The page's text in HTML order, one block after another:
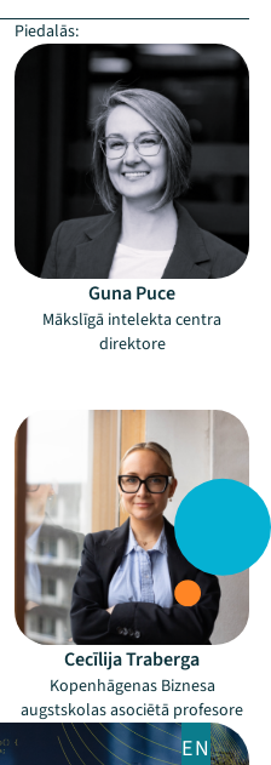
2026
Piedalās:
Guna Puce
Mākslīgā intelekta centra
direktore
Cecīlija Traberga
Kopenhāgenas Biznesa
augstskolas asociētā profesore
EN